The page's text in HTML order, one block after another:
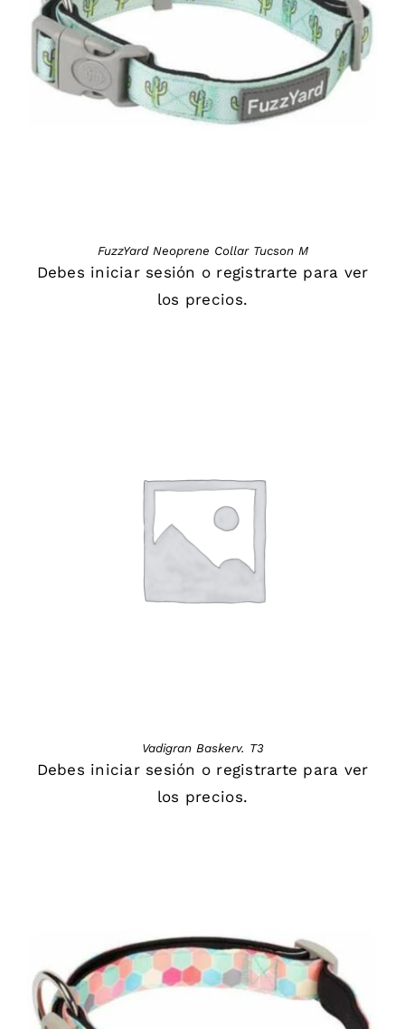
FuzzYard Neoprene Collar Tucson M
Debes iniciar sesión o registrarte para ver
los precios.
DETAILS
Vadigran Baskerv. T3
Debes iniciar sesión o registrarte para ver
los precios.